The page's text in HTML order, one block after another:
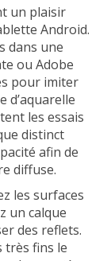
un plaisir
Android.
dans une
ou Adobe
pour imiter
d’aquarelle
les essais
distinct
afin de
diffuse.
les surfaces
un calque
des reflets.
très fins le